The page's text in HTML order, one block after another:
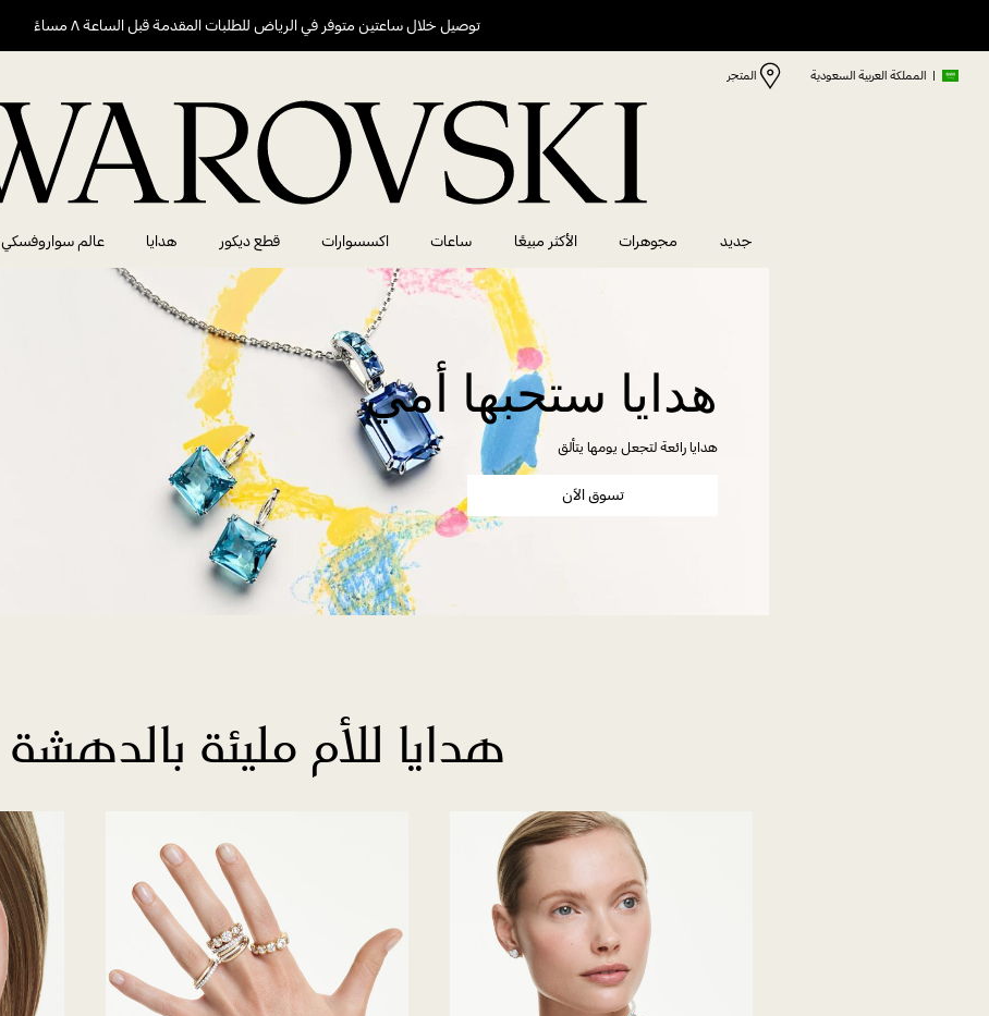
توصيل خلال ساعتين متوفر في الرياض للطلبات المقدمة قبل الساعة ٨ مساءً
| المملكة العربية السعودية المتجر
جديد مجوهرات الأكثر مبيعًا ساعات اكسسوارات قطع ديكور هدايا عالم سواروفسكي
هدايا ستحبها أمي
هدايا رائعة لتجعل يومها يتألق
تسوق الآن
هدايا للأم مليئة بالدهشة